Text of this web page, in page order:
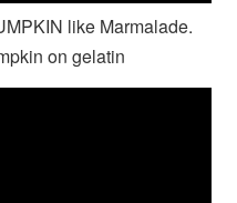
like Marmalade.
on gelatin